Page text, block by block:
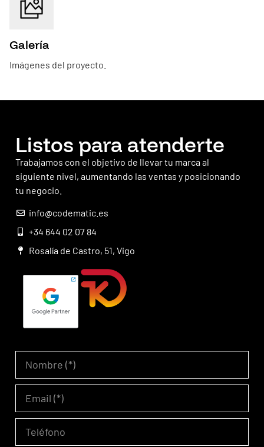
Galería
Imágenes del proyecto.
Listos para atenderte
Trabajamos con el objetivo de llevar tu marca al
siguiente nivel, aumentando las ventas y posicionando
tu negocio.
info@codematic.es
+34 644 02 07 84
Rosalía de Castro, 51, Vigo